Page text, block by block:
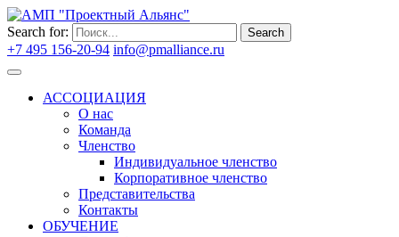
Search for: Search
+7 495 156-20-94 info@pmalliance.ru
АССОЦИАЦИЯ
О нас
Команда
Членство
Индивидуальное членство
Корпоративное членство
Представительства
Контакты
ОБУЧЕНИЕ